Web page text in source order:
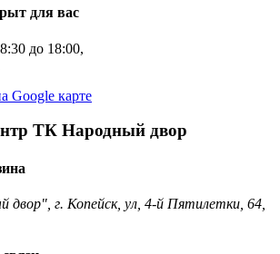
для вас
до 18:00,
Google карте
ТК Народный двор
двор", г. Копейск, ул, 4-й Пятилетки, 64,